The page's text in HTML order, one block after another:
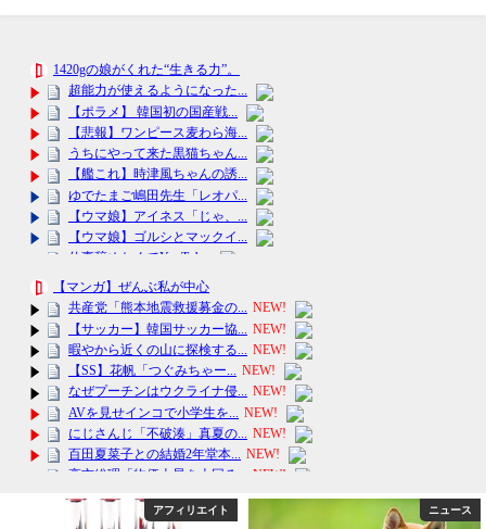
アフィリエイト ニュース